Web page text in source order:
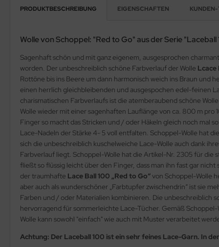
PRODUKTBESCHREIBUNG EIGENSCHAFTEN
Wolle von Schoppel: "Red to Go" aus der Serie "Laceball
Sagenhaft schön und mit ganz eigenem, ausgesprochen
worden. Der unbeschreiblich schöne Farbverlauf der Wolle Lcace
Rottöne bis ins Beere um dann harmonisch weich ins Braun und
einen herrlich gleichbleibenden und ausgespochen edel-feinen
charismatischen Farbverlaufs ist die atemberaubend schöne Wolle
Wolle wieder mit einer sagenhaften Lauflänge von ca. 800 m
Finger so macht das Stricken und / oder Häkeln gleich noch mal
Lace-Nadeln der Stärke 4- 5 voll entfalten. Schoppel-Wolle hat
sich die unbeschreiblich kuschelweiche Lace-Wolle auch dank
Farbverlauf liegt. Schoppel-Wolle hat die Artikel-Nr. 2305 für die
fließt so flüssig leicht über den Finger, dass man ihn fast gar nicht
der traumhafte Lace Ball 100 „Red to Go“von Schoppel-Wolle
aber auch als wunderschöner „Farbtupfer zwischendrin“ ist sie
Farben und / oder Materialien kombinieren. Die unbeschreiblich
hervorragend für sommerleichte Lace-Tücher. Gemäß
Wolle kann sowohl "einfach" wie auch mit Muster verarbeitet
Achtung: Der Laceball 100 ist ein sehr feines Lace-Garn. In